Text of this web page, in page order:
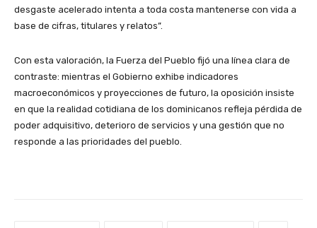
desgaste acelerado intenta a toda costa mantenerse con vida a
base de cifras, titulares y relatos”.
Con esta valoración, la Fuerza del Pueblo fijó una línea clara de
contraste: mientras el Gobierno exhibe indicadores
macroeconómicos y proyecciones de futuro, la oposición insiste
en que la realidad cotidiana de los dominicanos refleja pérdida de
poder adquisitivo, deterioro de servicios y una gestión que no
responde a las prioridades del pueblo.